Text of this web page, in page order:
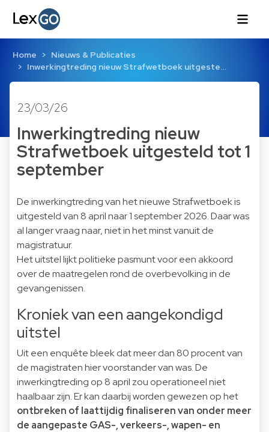
Home
Nieuws & Publicaties
In­wer­king­tre­ding nieuw Straf­wet­boek uitgeste…
23/03/26
In­wer­king­tre­ding nieuw
Straf­wet­boek uitgesteld tot 1
september
De inwerkingtreding van het nieuwe Strafwetboek is
uitgesteld van 8 april naar 1 september 2026. Daar was
al langer vraag naar, niet in het minst vanuit de
magistratuur.
Het uitstel lijkt politieke pasmunt voor een akkoord
over de maatregelen rond de overbevolking in de
gevangenissen.
Kroniek van een aan­ge­kon­digd
uitstel
Uit een enquête bleek dat meer dan 80 procent van
de magistraten hier voorstander van was. De
inwerkingtreding op 8 april zou operationeel niet
haalbaar zijn. Er kan daarbij worden gewezen op het
ontbreken of laattijdig finaliseren van onder meer
de aangepaste GAS-, verkeers-, wapen- en